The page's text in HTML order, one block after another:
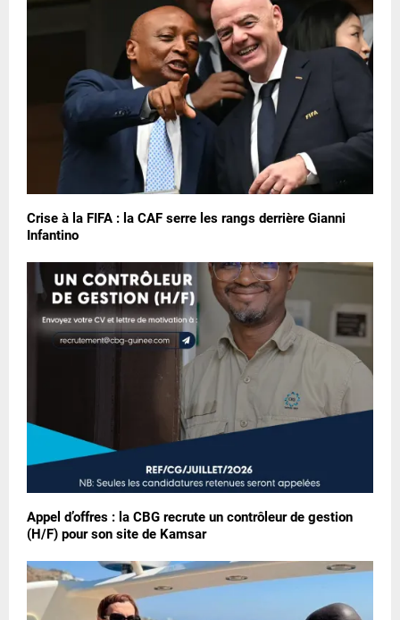
Crise à la FIFA : la CAF serre les rangs derrière Gianni
Infantino
Appel d’offres : la CBG recrute un contrôleur de gestion
(H/F) pour son site de Kamsar